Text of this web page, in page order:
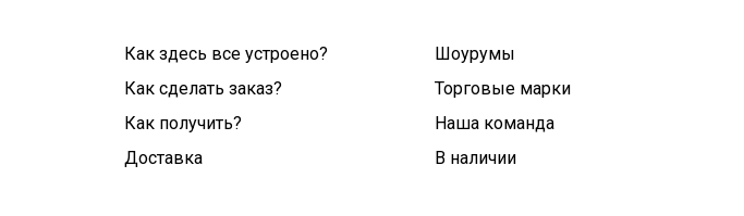
Как здесь все устроено?
Как сделать заказ?
Как получить?
Доставка
Шоурумы
Торговые марки
Наша команда
В наличии